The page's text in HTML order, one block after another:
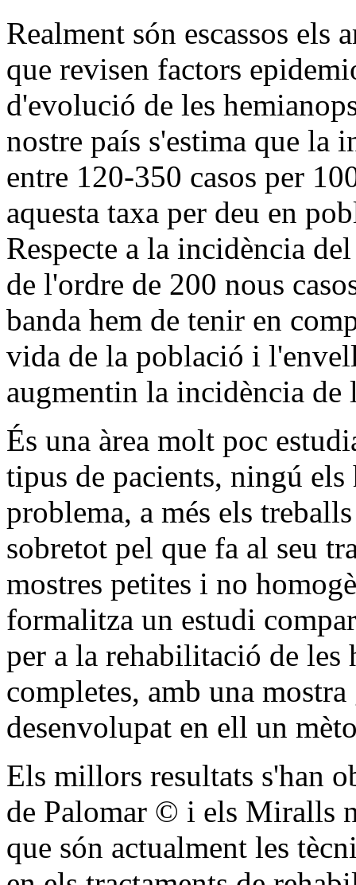
Realment són escassos
que revisen factors
d'evolució de les
nostre país s'estima que la
entre 120-350 casos per
aquesta taxa per deu en
Respecte a la incidència
de l'ordre de 200 nous
banda hem de tenir en
vida de la població i
augmentin la incidència de
És una àrea molt poc
tipus de pacients, ningú
problema, a més els
sobretot pel que fa al seu
mostres petites i no
formalitza un estudi
per a la rehabilitació de les
completes, amb una
desenvolupat en ell un
Els millors resultats s'han
de Palomar © i els Miralls
que són actualment les